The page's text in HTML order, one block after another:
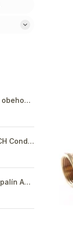
AVANSA 25-6/180 - obehové čerpadlo, pripojovací závit 6/4"
Plynový kotol BOSCH Condens GC8300iW 40 R - Závesný kondenzačný vykurovací kotol
Vodorovný odťah spalín AZB 918